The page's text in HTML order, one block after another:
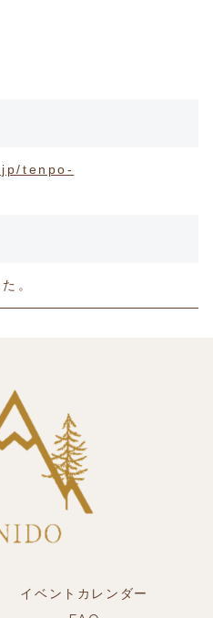
tenpo-
。
イベントカレンダー